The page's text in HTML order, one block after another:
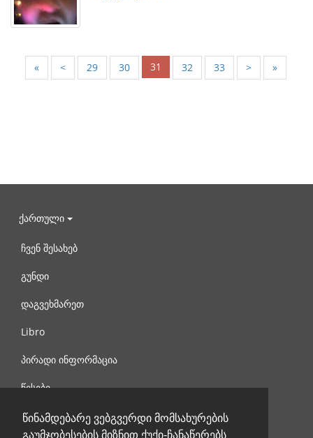
წინამდებარე ვებგვერდი მომსახურების
გაუმჯობესების მიზნით ქუქი-ჩანაწერებს
« < 29 30 31 32 33 > »
ქართული
ჩვენ შესახებ
გუნდი
დაგვეხმარეთ
Libro
პირადი ინფორმაცია
წესები
დაგვიკავშირდით